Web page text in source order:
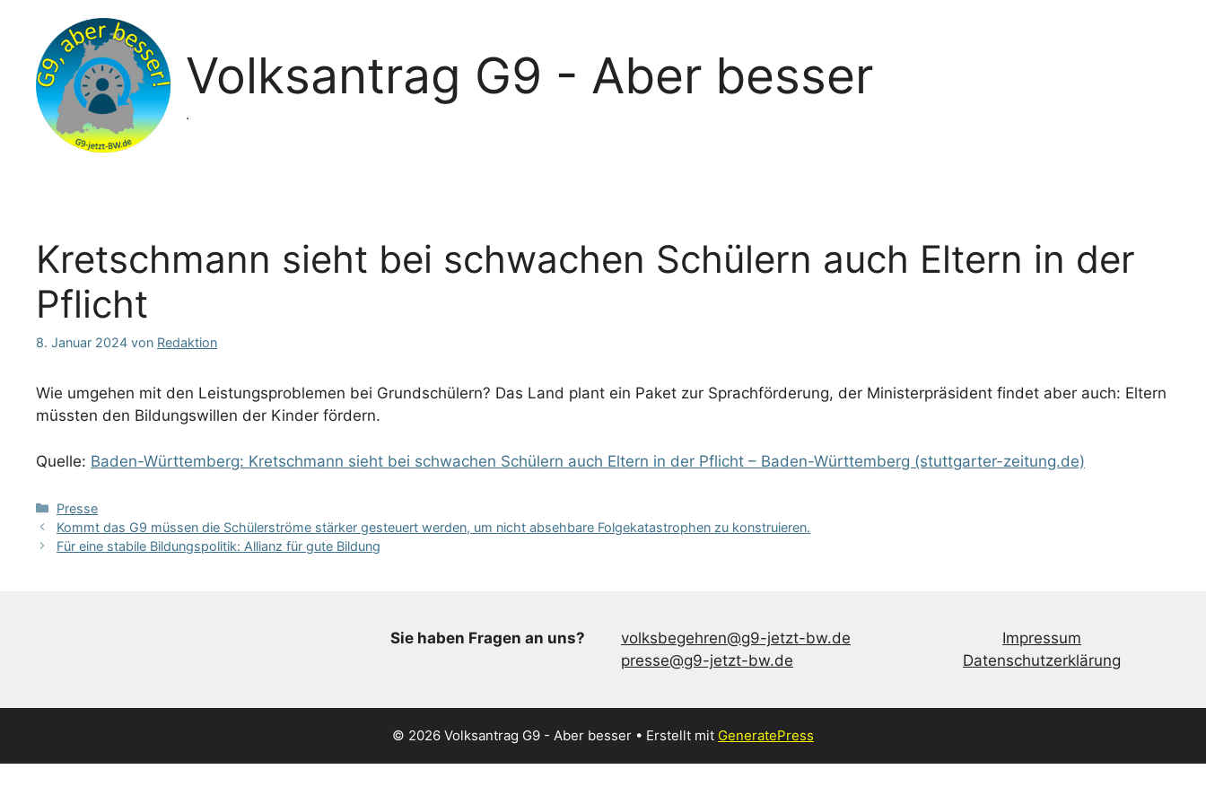
springen
Volksantrag G9 - Aber besser
.
Kretschmann sieht bei schwachen Schülern auch Eltern in der
Pflicht
8. Januar 2024 von Redaktion
Wie umgehen mit den Leistungsproblemen bei Grundschülern? Das Land plant ein Paket zur Sprachförderung, der Ministerpräsident findet aber auch: Eltern
müssten den Bildungswillen der Kinder fördern.
Quelle: Baden-Württemberg: Kretschmann sieht bei schwachen Schülern auch Eltern in der Pflicht – Baden-Württemberg (stuttgarter-zeitung.de)
Kategorien
Presse
Kommt das G9 müssen die Schülerströme stärker gesteuert werden, um nicht absehbare Folgekatastrophen zu konstruieren.
Für eine stabile Bildungspolitik: Allianz für gute Bildung
Sie haben Fragen an uns?
volksbegehren@g9-jetzt-bw.de
presse@g9-jetzt-bw.de
Impressum
Datenschutzerklärung
© 2026 Volksantrag G9 - Aber besser • Erstellt mit GeneratePress